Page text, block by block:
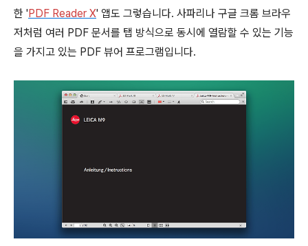
한 'PDF Reader X' 앱도 그렇습니다. 사파리나 구글 크롬 브라우
저처럼 여러 PDF 문서를 탭 방식으로 동시에 열람할 수 있는 기능
을 가지고 있는 PDF 뷰어 프로그램입니다.